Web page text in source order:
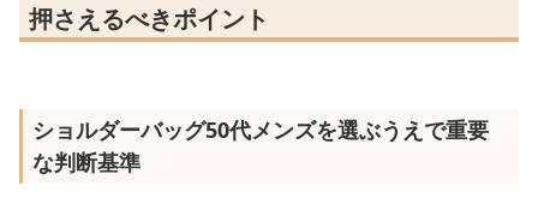
押さえるべきポイント
ショルダーバッグ50代メンズを選ぶうえで重要
な判断基準